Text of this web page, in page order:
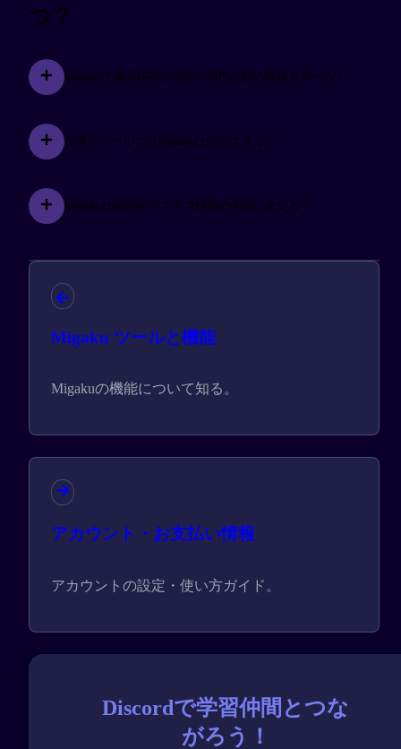
つ？
Migakuで業界特有の単語や専門分野の表現も学べる？
仕事のメールでもMigakuは活用できる？
Migakuは移動中やスキマ時間の学習に使える？
Migaku ツールと機能
Migakuの機能について知る。
アカウント・お支払い情報
アカウントの設定・使い方ガイド。
Discordで学習仲間とつな
がろう！